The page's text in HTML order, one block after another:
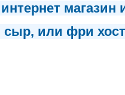
магазин
или фри